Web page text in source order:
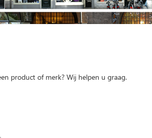
product of merk? Wij helpen u graag.